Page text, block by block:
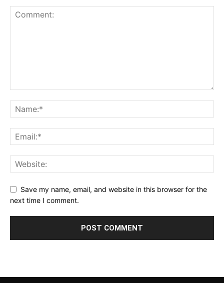
Save my name, email, and website in this browser for the
next time I comment.